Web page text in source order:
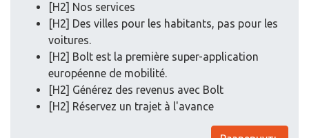
[H2] Nos services
[H2] Des villes pour les habitants, pas pour les
voitures.
[H2] Bolt est la première super-application
européenne de mobilité.
[H2] Générez des revenus avec Bolt
[H2] Réservez un trajet à l'avance